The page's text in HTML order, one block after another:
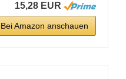
15,28 EUR
Bei Amazon anschauen